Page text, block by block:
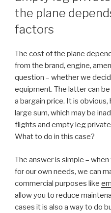
the plane
factors
The cost of the plane
from the brand, engine,
question – whether we
equipment. The latter can
a bargain price. It is
large sum, which may be
flights and empty leg
What to do in this case?
The answer is simple –
for our own needs, we can
commercial purposes like
allow you to reduce
cases it is also a way to do